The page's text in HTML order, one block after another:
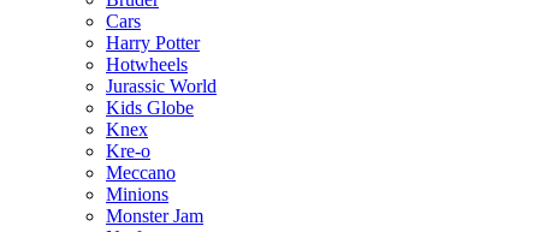
Cars
Harry Potter
Hotwheels
Jurassic World
Kids Globe
Knex
Kre-o
Meccano
Minions
Monster Jam